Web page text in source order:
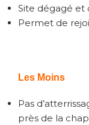
Site dégagé et
Permet de
Les Moins
Pas
près de la